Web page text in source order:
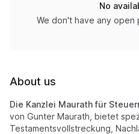
No
We don't have any open
About us
Die Kanzlei Maurath für
von Gunter Maurath, bietet
Testamentsvollstreckung,